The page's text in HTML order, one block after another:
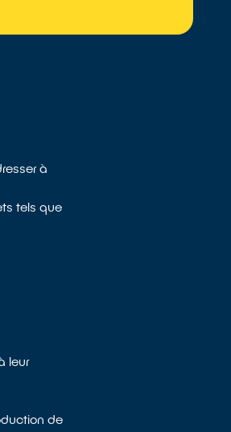
à
tels que
leur
de